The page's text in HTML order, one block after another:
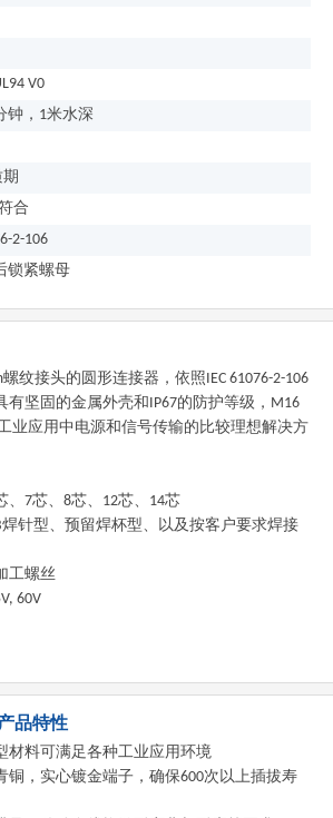
V0
钟，1米水深
合
2-106
锁紧螺母
纹接头的圆形连接器，依照IEC 61076-2-106
有坚固的金属外壳和IP67的防护等级，M16
业应用中电源和信号传输的比较理想解决方
、7芯、8芯、12芯、14芯
焊针型、预留焊杯型、以及按客户要求焊接
工螺丝
60V
品特性
材料可满足各种工业应用环境
铜，实心镀金端子，确保600次以上插拔寿